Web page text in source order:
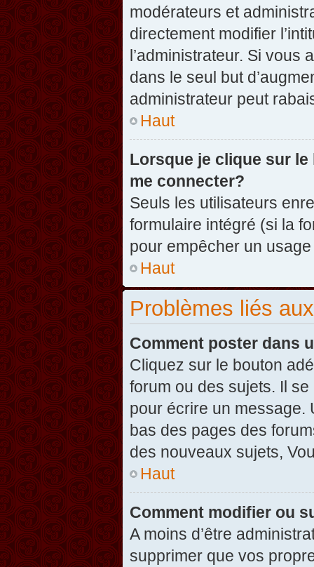
modérateurs et
directement modifier
l’administrateur. Si vous
dans le seul but
administrateur peut
Haut
Lorsque je clique sur
me connecter?
Seuls les utilisateurs
formulaire intégré (si la
pour empêcher un
Haut
Problèmes liés
Comment poster dans
Cliquez sur le bouton
forum ou des sujets. Il
pour écrire un message.
bas des pages des
des nouveaux sujets,
Haut
Comment modifier ou
A moins d’être
supprimer que vos